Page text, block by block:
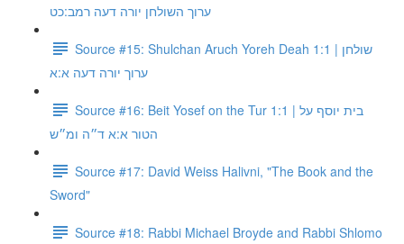
ערוך השולחן יורה דעה רמב:כט
Source #15: Shulchan Aruch Yoreh Deah 1:1 | שולחן
ערוך יורה דעה א:א
Source #16: Beit Yosef on the Tur 1:1 | בית יוסף על
הטור א:א ד״ה ומ״ש
Source #17: David Weiss Halivni, "The Book and the
Sword"
Source #18: Rabbi Michael Broyde and Rabbi Shlomo